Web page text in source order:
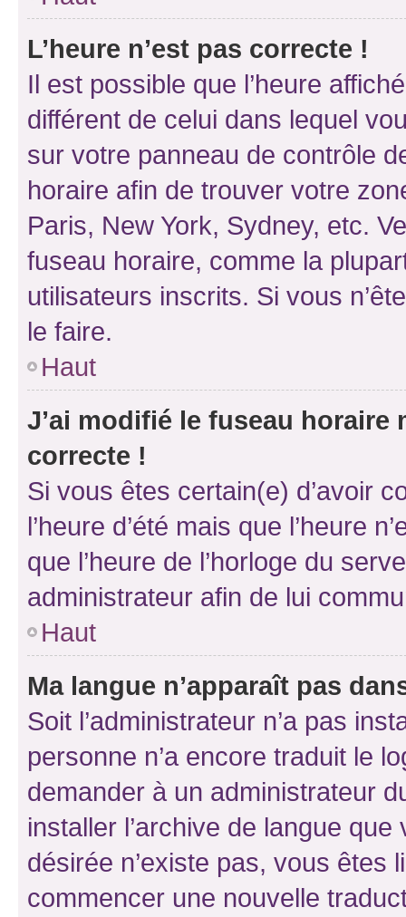
L’heure n’est pas correcte !
Il est possible que l’heure
différent de celui dans lequel
sur votre panneau de contrôle
horaire afin de trouver votre
Paris, New York, Sydney, etc.
fuseau horaire, comme la
utilisateurs inscrits. Si vous
le faire.
Haut
J’ai modifié le fuseau horaire
correcte !
Si vous êtes certain(e) d’avoir
l’heure d’été mais que l’heure
que l’heure de l’horloge du
administrateur afin de lui
Haut
Ma langue n’apparaît pas
Soit l’administrateur n’a pas
personne n’a encore traduit le
demander à un administrateur
installer l’archive de langue
désirée n’existe pas, vous êtes
commencer une nouvelle